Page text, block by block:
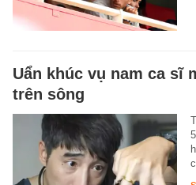
Uẩn khúc vụ nam ca sĩ
trên sông